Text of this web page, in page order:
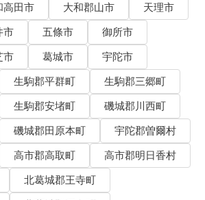
高田市 大和郡山市
天理市
市 五條市
御所市
市 葛城市
宇陀市
生駒郡平群町
生駒郡三郷町
生駒郡安堵町
磯城郡川西町
磯城郡田原本町
宇陀郡曽爾村
高市郡高取町
高市郡明日香村
北葛城郡王寺町